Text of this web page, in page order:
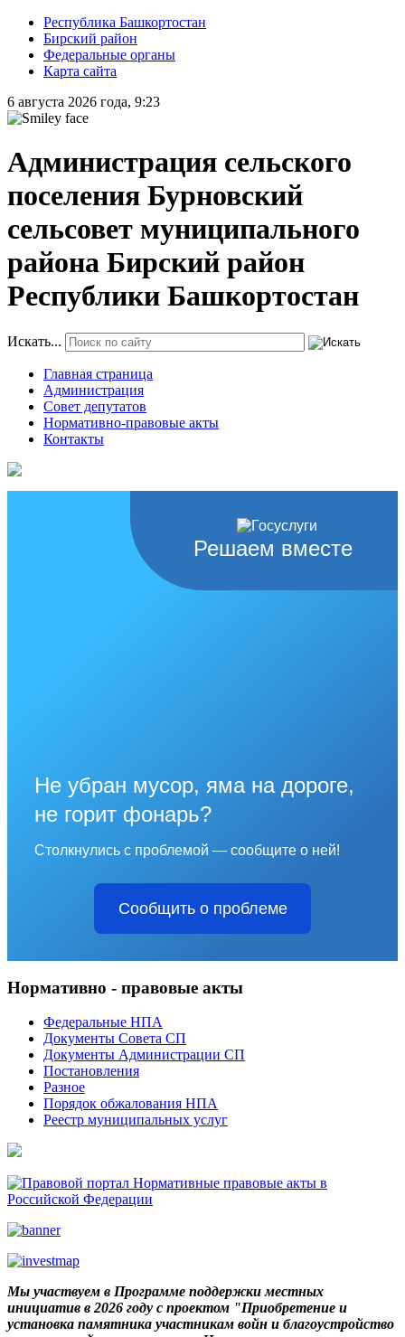
Республика Башкортостан
Бирский район
Федеральные органы
Карта сайта
6 августа 2026 года, 9:23
Администрация сельского
поселения Бурновский
сельсовет муниципального
района Бирский район
Республики Башкортостан
Искать...
Главная страница
Администрация
Совет депутатов
Нормативно-правовые акты
Контакты
Решаем вместе
Не убран мусор, яма на дороге,
не горит фонарь?
Столкнулись с проблемой — сообщите о ней!
Сообщить о проблеме
Нормативно - правовые акты
Федеральные НПА
Документы Совета СП
Документы Администрации СП
Постановления
Разное
Порядок обжалования НПА
Реестр муниципальных услуг
Мы участвуем в Программе поддержки местных
инициатив в 2026 году с проектом "Приобретение и
установка памятника участникам войн и благоустройство